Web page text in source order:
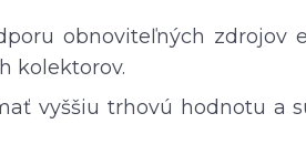
obnoviteľných zdrojov
kolektorov.
vyššiu trhovú hodnotu a